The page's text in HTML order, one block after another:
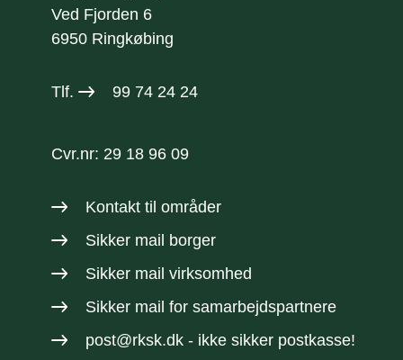
Ved Fjorden 6
6950 Ringkøbing
Tlf. 99 74 24 24
Cvr.nr: 29 18 96 09
Kontakt til områder
Sikker mail borger
Sikker mail virksomhed
Sikker mail for samarbejdspartnere
post@rksk.dk- ikke sikker postkasse!